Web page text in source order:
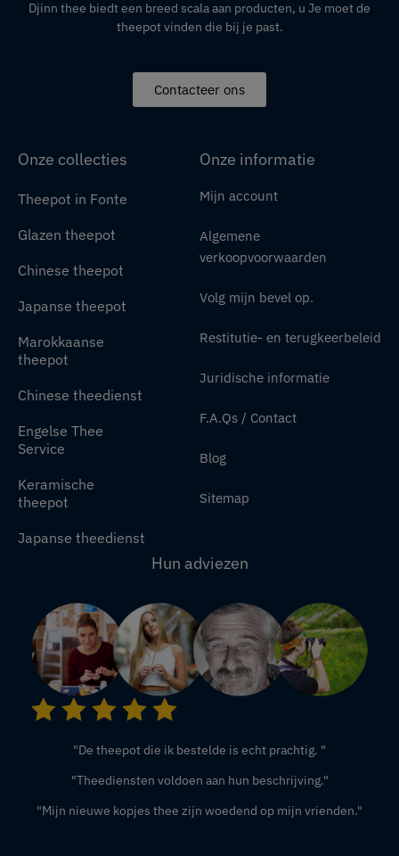
Djinn thee biedt een breed scala aan producten, u Je moet de
theepot vinden die bij je past.
Contacteer ons
Onze collecties
Theepot in Fonte
Glazen theepot
Chinese theepot
Japanse theepot
Marokkaanse
theepot
Chinese theedienst
Engelse Thee
Service
Keramische
theepot
Japanse theedienst
Onze informatie
Mijn account
Algemene
verkoopvoorwaarden
Volg mijn bevel op.
Restitutie- en terugkeerbeleid
Juridische informatie
F.A.Qs / Contact
Blog
Sitemap
Hun adviezen
"De theepot die ik bestelde is echt prachtig. "
"Theediensten voldoen aan hun beschrijving."
"Mijn nieuwe kopjes thee zijn woedend op mijn vrienden."